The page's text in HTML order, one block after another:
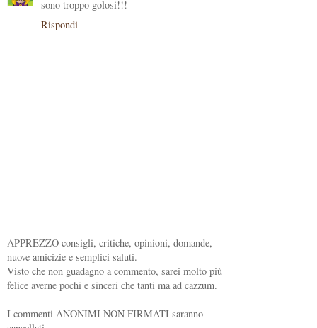
sono troppo golosi!!!
Rispondi
APPREZZO consigli, critiche, opinioni, domande,
nuove amicizie e semplici saluti.
Visto che non guadagno a commento, sarei molto più
felice averne pochi e sinceri che tanti ma ad cazzum.
I commenti ANONIMI NON FIRMATI saranno